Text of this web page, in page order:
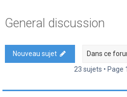
General discussion
Nouveau sujet
23 sujets • Page 1